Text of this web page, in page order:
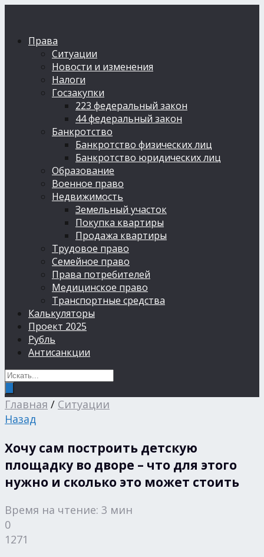
Права
Ситуации
Новости и изменения
Налоги
Госзакупки
223 федеральный закон
44 федеральный закон
Банкротство
Банкротство физических лиц
Банкротство юридических лиц
Образование
Военное право
Недвижимость
Земельный участок
Покупка квартиры
Продажа квартиры
Трудовое право
Семейное право
Права потребителей
Медицинское право
Транспортные средства
Калькуляторы
Проект 2025
Рубль
Антисанкции
Главная / Ситуации
Назад
Хочу сам построить детскую
площадку во дворе – что для этого
нужно и сколько это может стоить
Время на чтение: 3 мин
0
1271